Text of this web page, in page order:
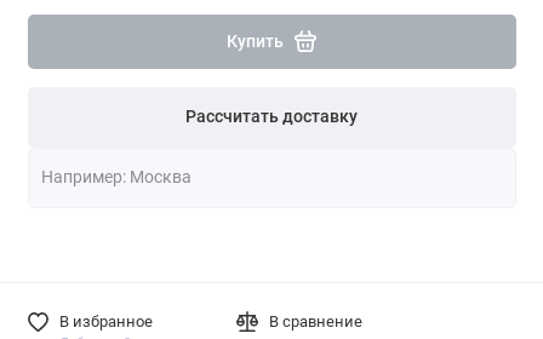
Купить
Рассчитать доставку
В избранное В сравнение